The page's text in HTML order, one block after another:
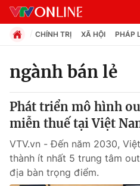
Chuyên mục
Chính trị
Xã hội
CHÍNH TRỊ XÃ HỘI PHÁP
ngành bán lẻ
Phát triển mô hình
miễn thuế tại Việt
VTV.vn - Đến năm 2030,
thành ít nhất 5 trung tâm
địa bàn trọng điểm.